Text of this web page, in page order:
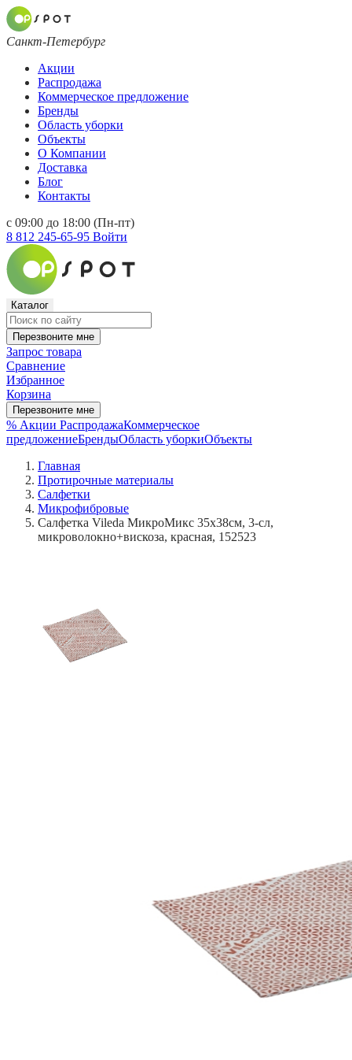
Санкт-Петербург
Акции
Распродажа
Коммерческое предложение
Бренды
Область уборки
Объекты
О Компании
Доставка
Блог
Контакты
с 09:00 до 18:00 (Пн-пт)
8 812 245-65-95 Войти
Каталог
Перезвоните мне
Запрос товара
Сравнение
Избранное
Корзина
Перезвоните мне
% Акции РаспродажаКоммерческое
предложениеБрендыОбласть уборкиОбъекты
Главная
Протирочные материалы
Салфетки
Микрофибровые
Салфетка Vileda МикроМикс 35х38см, 3-сл,
микроволокно+вискоза, красная, 152523